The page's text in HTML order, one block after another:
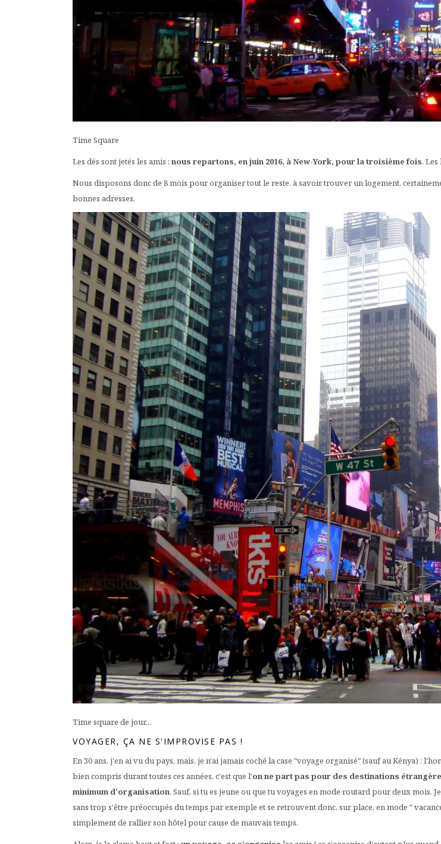
Time Square
Les dés sont jetés les amis : nous repartons, en juin 2016, à New-York, pour la troisième fois.
Nous disposons donc de 8 mois pour organiser tout le reste, à savoir trouver un logement,
bonnes adresses.
Time square de jour…
VOYAGER, ÇA NE S'IMPROVISE PAS !
En 30 ans, j'en ai vu du pays, mais, je n'ai jamais coché la case "voyage organisé" (sauf au Kénya) :
bien compris durant toutes ces années, c'est que l'on ne part pas pour des destinations
minimum d'organisation. Sauf, si tu es jeune ou que tu voyages en mode routard pour deux
sans trop s'être préoccupés du temps par exemple et se retrouvent donc, sur place, en mode "
simplement de rallier son hôtel pour cause de mauvais temps.